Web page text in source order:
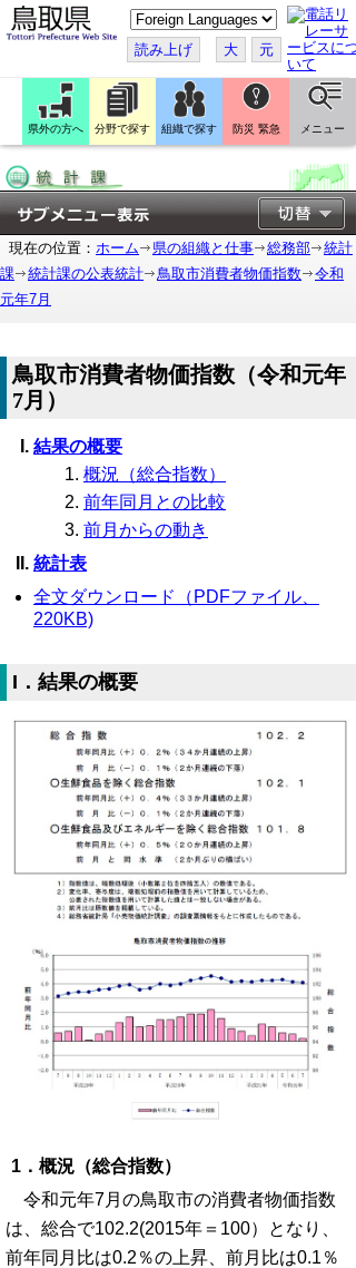
こ
の
ペ
ー
ジ
翻
訳
す
読み上げ 大 元
県外の方へ 分野で探す 組織で探す 防災 緊急 メニュー
現在の位置： ホーム 県の組織と仕事 総務部
統計
課
統計課の公表統計 鳥取市消費者物価指数
令和
元年7月
鳥取市消費者物価指数（令和元年
7月）
結果の概要
概況（総合指数）
前年同月との比較
前月からの動き
統計表
全文ダウンロード（PDFファイル、
220KB)
I．結果の概要
1．概況（総合指数）
令和元年7月の鳥取市の消費者物価指数
は、総合で102.2(2015年＝100）となり、
前年同月比は0.2％の上昇、前月比は0.1％